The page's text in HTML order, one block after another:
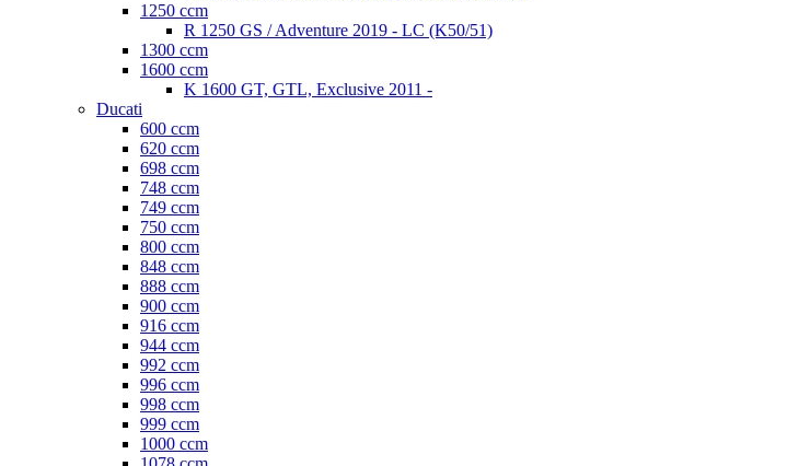
1250 ccm
R 1250 GS / Adventure 2019 - LC (K50/51)
1300 ccm
1600 ccm
K 1600 GT, GTL, Exclusive 2011 -
Ducati
600 ccm
620 ccm
698 ccm
748 ccm
749 ccm
750 ccm
800 ccm
848 ccm
888 ccm
900 ccm
916 ccm
944 ccm
992 ccm
996 ccm
998 ccm
999 ccm
1000 ccm